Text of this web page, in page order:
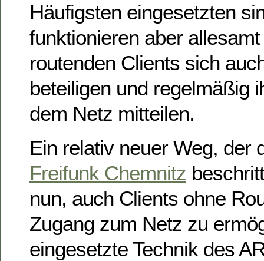
Häufigsten eingesetzten
funktionieren aber
routenden Clients sich
beteiligen und regelmäßig
dem Netz mitteilen.
Ein relativ neuer Weg, der
Freifunk Chemnitz
nun, auch Clients ohne
Zugang zum Netz zu
eingesetzte Technik des